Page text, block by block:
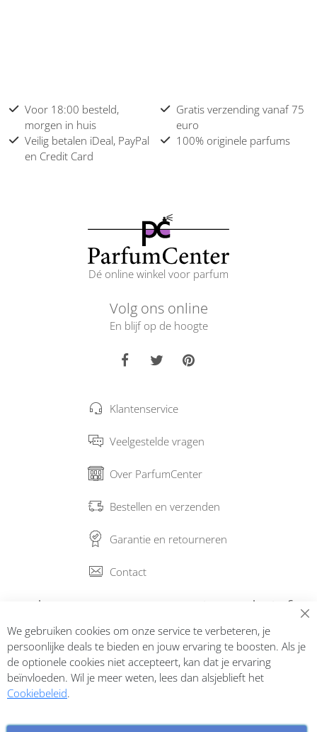
Voor 18:00 besteld,
morgen in huis
Gratis verzending vanaf 75
euro
Veilig betalen iDeal, PayPal
en Credit Card
100% originele parfums
Dé online winkel voor parfum
Volg ons online
En blijf op de hoogte
Klantenservice
Veelgestelde vragen
Over ParfumCenter
Bestellen en verzenden
Garantie en retourneren
Contact
Abonneer op onze nieuwsbrief
Inschrijven
We gebruiken cookies om onze service te verbeteren, je
persoonlijke deals te bieden en jouw ervaring te boosten. Als je
de optionele cookies niet accepteert, kan dat je ervaring
beïnvloeden. Wil je meer weten, lees dan alsjeblieft het
Cookiebeleid.